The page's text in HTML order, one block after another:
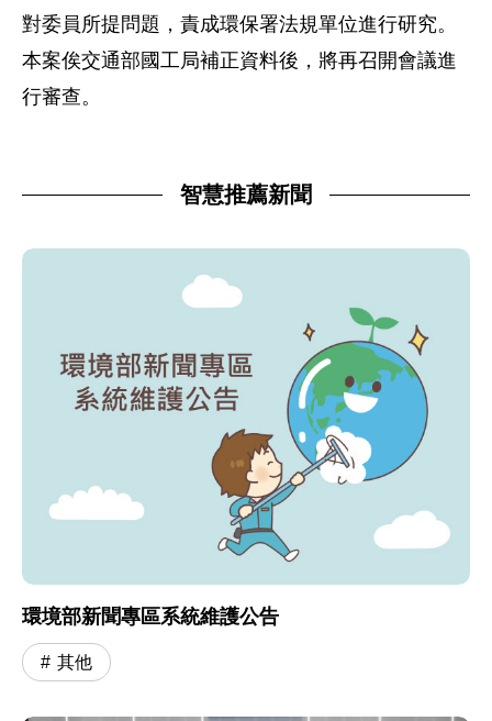
對委員所提問題，責成環保署法規單位進行研究。
本案俟交通部國工局補正資料後，將再召開會議進
行審查。
智慧推薦新聞
環境部新聞專區系統維護公告
其他